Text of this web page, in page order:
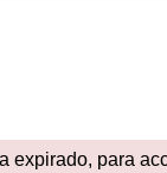
expirado, para